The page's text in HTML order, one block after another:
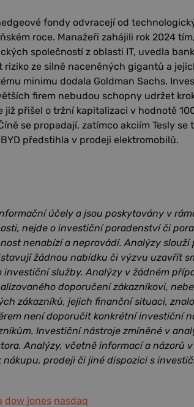
fondy odvracejí od
roce. Manažeři zahájili rok 2024
společností z oblasti IT, uvedla
ze silně naceněných gigantů a
minimu dodala Goldman Sachs.
firem nebudou schopny udržet
již přišel o tržní kapitalizaci v hodnotě
se propadají, zatímco akciím Tesly se
předstihla v prodeji elektromobilů.
účely a jsou poskytovány v
nejde o investiční poradenství či
nenabízí a neprovádí. Analýzy slouží
žádnou nabídku či výzvu uzavřít
služby. Analýzy v žádném
doporučení zákazníkovi,
zákazníků, jejich finanční situaci,
není doporučit konkrétní investiční
Investiční nástroje zmíněné v
Analýzy, včetně informací a názorů
prodeji či jiné dispozici s
dow jones nasdaq